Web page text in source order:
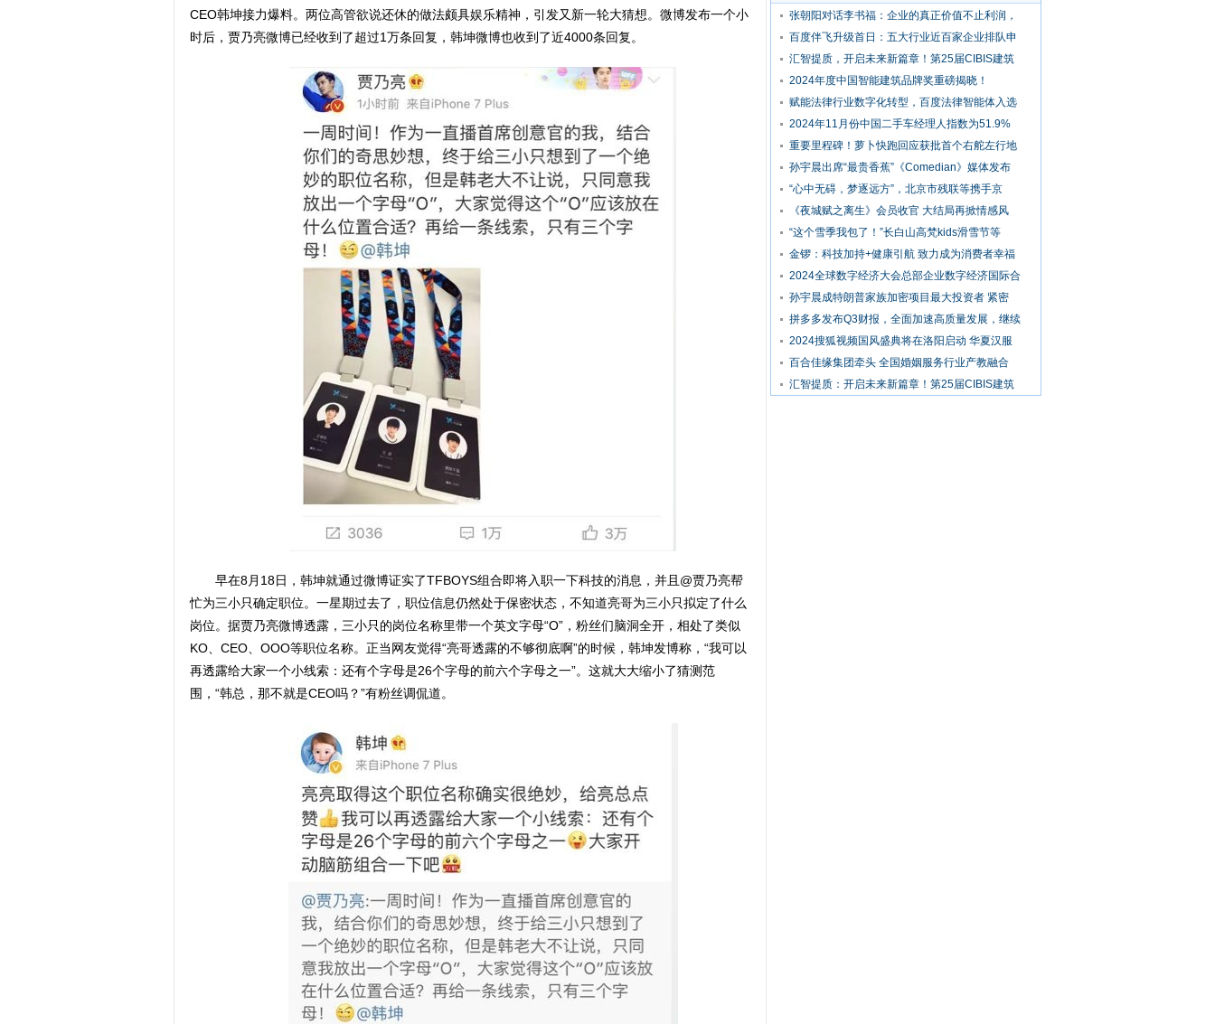
CEO韩坤接力爆料。两位高管欲说还休的做法颇具娱乐精神，引发又新一轮大猜想。微博发布一个小
时后，贾乃亮微博已经收到了超过1万条回复，韩坤微博也收到了近4000条回复。
早在8月18日，韩坤就通过微博证实了TFBOYS组合即将入职一下科技的消息，并且@贾乃亮帮
忙为三小只确定职位。一星期过去了，职位信息仍然处于保密状态，不知道亮哥为三小只拟定了什么
岗位。据贾乃亮微博透露，三小只的岗位名称里带一个英文字母“O”，粉丝们脑洞全开，相处了类似
KO、CEO、OOO等职位名称。正当网友觉得“亮哥透露的不够彻底啊”的时候，韩坤发博称，“我可以
再透露给大家一个小线索：还有个字母是26个字母的前六个字母之一”。这就大大缩小了猜测范
围，“韩总，那不就是CEO吗？”有粉丝调侃道。
张朝阳对话李书福：企业的真正价值不止利润，
百度伴飞升级首日：五大行业近百家企业排队申
汇智提质，开启未来新篇章！第25届CIBIS建筑
2024年度中国智能建筑品牌奖重磅揭晓！
赋能法律行业数字化转型，百度法律智能体入选
2024年11月份中国二手车经理人指数为51.9%
重要里程碑！萝卜快跑回应获批首个右舵左行地
孙宇晨出席“最贵香蕉”《Comedian》媒体发布
“心中无碍，梦逐远方”，北京市残联等携手京
《夜城赋之离生》会员收官 大结局再掀情感风
“这个雪季我包了！”长白山高梵kids滑雪节等
金锣：科技加持+健康引航 致力成为消费者幸福
2024全球数字经济大会总部企业数字经济国际合
孙宇晨成特朗普家族加密项目最大投资者 紧密
拼多多发布Q3财报，全面加速高质量发展，继续
2024搜狐视频国风盛典将在洛阳启动 华夏汉服
百合佳缘集团牵头 全国婚姻服务行业产教融合
汇智提质：开启未来新篇章！第25届CIBIS建筑